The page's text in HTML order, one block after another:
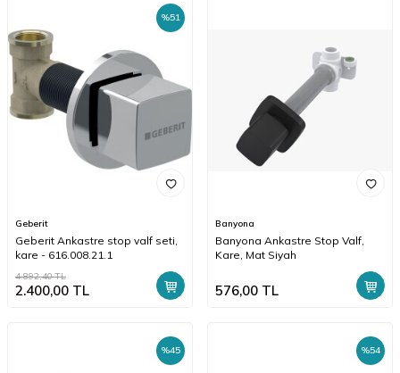
%51
Geberit
Geberit Ankastre stop valf seti,
kare - 616.008.21.1
4.892,40TL
2.400,00 TL
Banyona
Banyona Ankastre Stop Valf,
Kare, Mat Siyah
576,00 TL
%45 %54